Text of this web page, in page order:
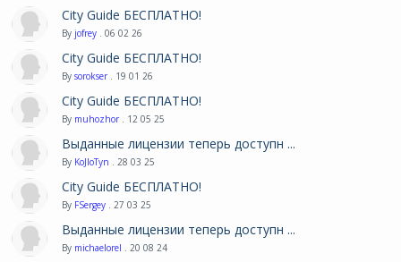
City Guide БЕСПЛАТНО!
By jofrey . 06 02 26
City Guide БЕСПЛАТНО!
By sorokser . 19 01 26
City Guide БЕСПЛАТНО!
By muhozhor . 12 05 25
Выданные лицензии теперь доступн ...
By KoJIoTyn . 28 03 25
City Guide БЕСПЛАТНО!
By FSergey . 27 03 25
Выданные лицензии теперь доступн ...
By michaelorel . 20 08 24